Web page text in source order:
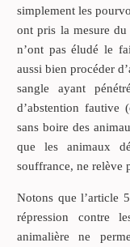
simplement les
ont pris la mesure
n’ont pas éludé le
aussi bien procéder
sangle ayant
d’abstention fautive
sans boire des
que les animaux
souffrance, ne relève
Notons que l’article
répression contre
animalière ne